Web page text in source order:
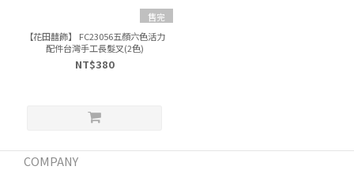
售完
【花田囍飾】 FC23056五顏六色活力
配件台灣手工長髮叉(2色)
NT$380
COMPANY